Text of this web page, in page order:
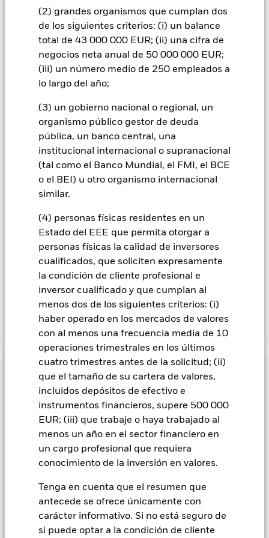
(2) grandes organismos que cumplan dos
de los siguientes criterios: (i) un balance
total de 43 000 000 EUR; (ii) una cifra de
negocios neta anual de 50 000 000 EUR;
(iii) un número medio de 250 empleados a
lo largo del año;
(3) un gobierno nacional o regional, un
organismo público gestor de deuda
pública, un banco central, una
institucional internacional o supranacional
(tal como el Banco Mundial, el FMI, el BCE
o el BEI) u otro organismo internacional
similar.
(4) personas físicas residentes en un
Estado del EEE que permita otorgar a
personas físicas la calidad de inversores
cualificados, que soliciten expresamente
la condición de cliente profesional e
inversor cualificado y que cumplan al
menos dos de los siguientes criterios: (i)
haber operado en los mercados de valores
con al menos una frecuencia media de 10
operaciones trimestrales en los últimos
cuatro trimestres antes de la solicitud; (ii)
que el tamaño de su cartera de valores,
incluidos depósitos de efectivo e
instrumentos financieros, supere 500 000
EUR; (iii) que trabaje o haya trabajado al
menos un año en el sector financiero en
un cargo profesional que requiera
conocimiento de la inversión en valores.
Tenga en cuenta que el resumen que
antecede se ofrece únicamente con
carácter informativo. Si no está seguro de
si puede optar a la condición de cliente
Sección General «Objetivos y estrategias de inversión». Los
instrumentos derivados son contratos financieros cuyo valor
depende de otro activo financiero. El uso de instrumentos
derivados podría incrementar el perfil de riesgo del Fondo en
líneas generales. Con arreglo al Reglamento sobre los
documentos de datos fundamentales relativos a los
productos de inversión minorista vinculados y los productos
inglés), BlackRock está obligada a identificar el riesgo del
fondo sobre la base de un indicador de riesgo que se
denomina «Indicador resumido de riesgo» o «IRR».
BlackRock ha clasificado este Fondo como 6 de 7, que es la
clase con el segundo nivel de riesgo más elevado. Esta
del tiempo, y no constituye una indicación fiable del futuro
perfil de riesgo del Fondo. El indicador de riesgo asume que
puede variar considerablemente en caso de venta anticipada
del producto, por lo que es posible que recupere menos
dinero. No podrá vender su producto fácilmente. Tenga a bien
leer el PRIIP KID, que ofrece información más detallada sobre
el perfil de riesgo de la inversión. La inversión en los
mercados privados conlleva riesgos, los cuales se describen
en el folleto del Fondo.
Mostrar menos
BlackRock Multi Alternatives Growth Fund
Riesgo de contraparte: La insolvencia de cualquier entidad
que presta servicios como la custodia de activos, o como
contraparte de contratos financieros como los derivados u
otros instrumentos, puede exponer al Fondo a pérdidas
financieras.
Datos clave
Activos netos del Fondo EUR 588.337.591
Fecha de lanzamiento del
Caracteristicas
Indicador de riesgo
1
Precio y cambio
Clase del fondo Divisa NAV
EUR 116,60 30 jun 2026
USD - -
Escenarios de rentabilidad de los PRIIP
El Reglamento (UE) sobre los documentos de datos
fundamentales relativos a los productos de inversión
minorista vinculados y los productos de inversión basados en
Características de Sostenibilidad
Para estar incluido en las Calificaciones de Fondos ESG de
MSCI, el 65 % (o el 50 % en el caso de los fondos de bonos o
Implicación Empresarial